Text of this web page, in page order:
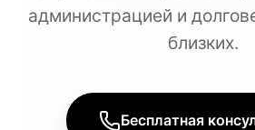
администрацией и
близких.
Бесплатная